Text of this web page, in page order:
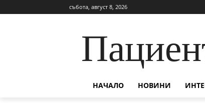
събота, август 8, 2026
НАЧАЛО НОВИНИ